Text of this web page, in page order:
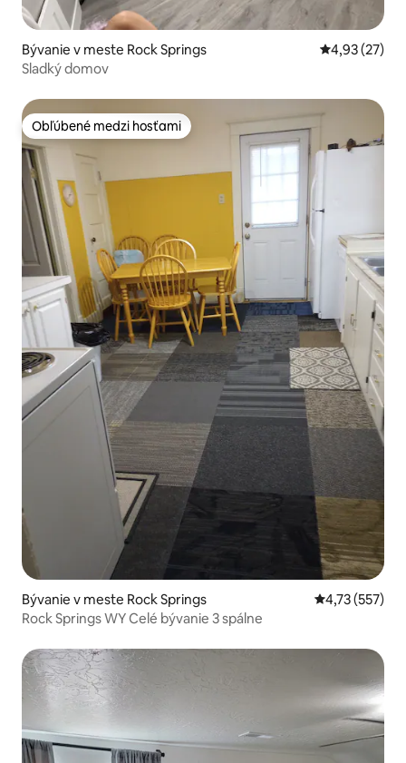
Bývanie v meste Rock Springs Priemerné
4,93 (27)
Sladký domov
Obľúbené medzi hosťami
Obľúbené medzi hosťami
Bývanie v meste Rock Springs Priemerné
4,73 (557)
Rock Springs WY Celé bývanie 3 spálne